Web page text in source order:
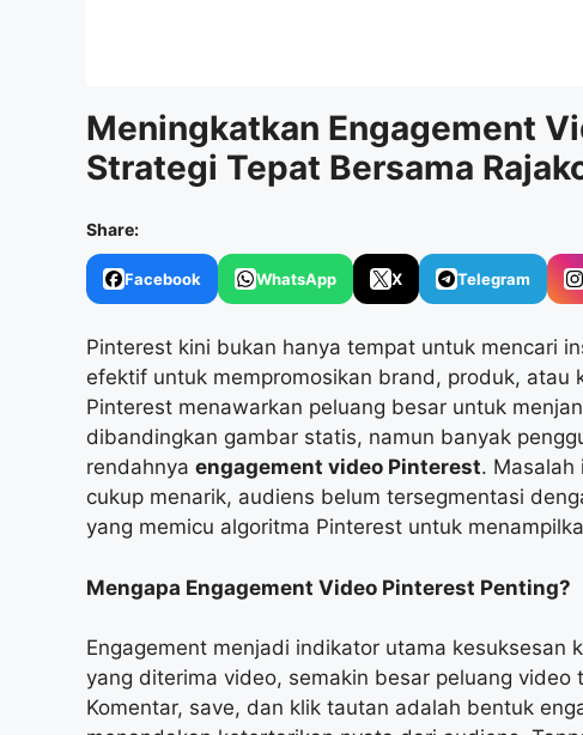
Meningkatkan Engagement
Strategi Tepat Bersama
Share:
Facebook WhatsApp X Telegram
Pinterest kini bukan hanya tempat untuk mencari
efektif untuk mempromosikan brand, produk, atau
Pinterest menawarkan peluang besar untuk
dibandingkan gambar statis, namun banyak
rendahnya engagement video Pinterest. Masalah
cukup menarik, audiens belum tersegmentasi
yang memicu algoritma Pinterest untuk
Mengapa Engagement Video Pinterest Penting?
Engagement menjadi indikator utama kesuksesan
yang diterima video, semakin besar peluang
Komentar, save, dan klik tautan adalah bentuk